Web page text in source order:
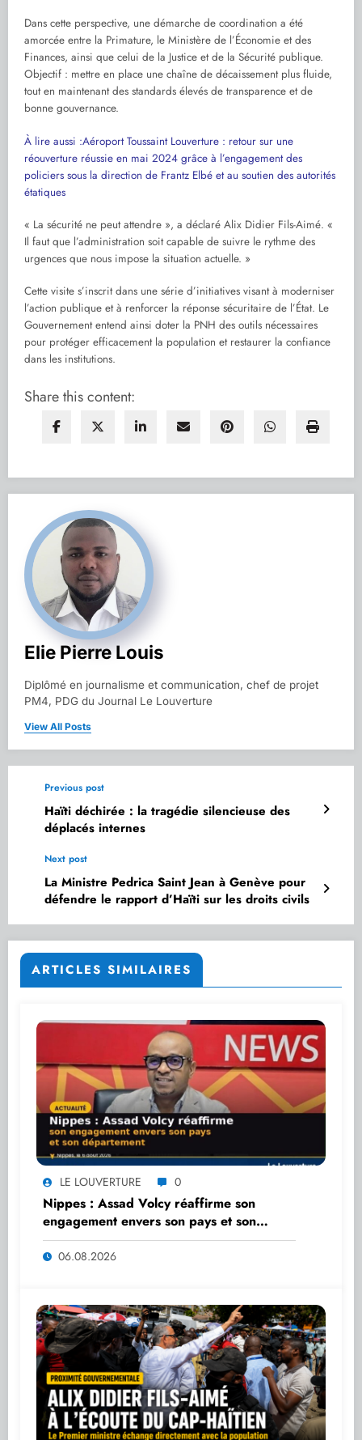
Dans cette perspective, une démarche de coordination a été
amorcée entre la Primature, le Ministère de l’Économie et des
Finances, ainsi que celui de la Justice et de la Sécurité publique.
Objectif : mettre en place une chaîne de décaissement plus fluide,
tout en maintenant des standards élevés de transparence et de
bonne gouvernance.
À lire aussi :Aéroport Toussaint Louverture : retour sur une
réouverture réussie en mai 2024 grâce à l’engagement des
policiers sous la direction de Frantz Elbé et au soutien des autorités
étatiques
« La sécurité ne peut attendre », a déclaré Alix Didier Fils-Aimé. «
Il faut que l’administration soit capable de suivre le rythme des
urgences que nous impose la situation actuelle. »
Cette visite s’inscrit dans une série d’initiatives visant à moderniser
l’action publique et à renforcer la réponse sécuritaire de l’État. Le
Gouvernement entend ainsi doter la PNH des outils nécessaires
pour protéger efficacement la population et restaurer la confiance
dans les institutions.
Share this content:
Elie Pierre Louis
Diplômé en journalisme et communication, chef de projet
PM4, PDG du Journal Le Louverture
View All Posts
Previous post
Haïti déchirée : la tragédie silencieuse des
déplacés internes
Next post
La Ministre Pedrica Saint Jean à Genève pour
défendre le rapport d’Haïti sur les droits civils
ARTICLES SIMILAIRES
LE LOUVERTURE 0
Nippes : Assad Volcy réaffirme son
engagement envers son pays et son
département
06.08.2026